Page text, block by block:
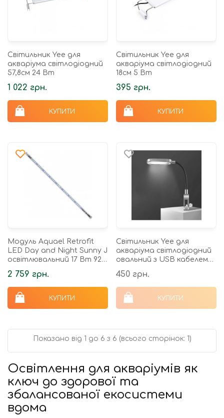
Світильник Yee для
акваріума світлодіодний
57,8см 24 Вт
1 022 грн.
КУПИТИ
Світильник Yee для
акваріума світлодіодний
18см 5 Вт
395 грн.
КУПИТИ
Модуль Aquael Retrofit
LED Day and Night Sunny J
освітлювальний 17 Вт 92,5
см
2 759 грн.
КУПИТИ
Світильник Yee для
акваріума світлодіодний
овальний з USB кабелем
3Вт
450 грн.
КУПИТИ
Показано від 1 до 6 з 6 (всього сторінок: 1)
Освітлення для акваріумів як
ключ до здорової та
збалансованої екосистеми
вдома